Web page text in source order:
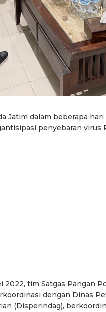
Jatim dalam beberapa
penyebaran virus
tim Satgas Pangan
dengan Dinas
(Disperindag),